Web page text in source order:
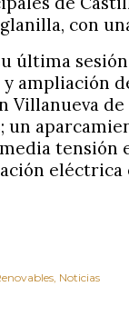
con
última
ampliación
Villanueva
tensión
Noticias